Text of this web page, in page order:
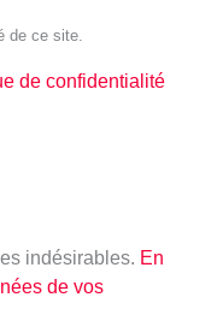
de ce site.
de confidentialité
indésirables. En
de vos